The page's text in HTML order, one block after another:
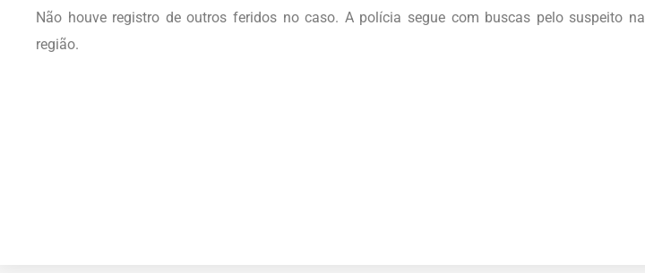
Não houve registro de outros feridos no caso. A polícia segue com buscas pelo suspeito na
região.